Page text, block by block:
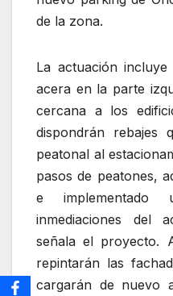
de la zona.
La actuación
acera en la parte
cercana a los
dispondrán rebajes
peatonal al
pasos de peatones,
e
inmediaciones del
señala el proyecto.
repintarán las
cargarán de nuevo